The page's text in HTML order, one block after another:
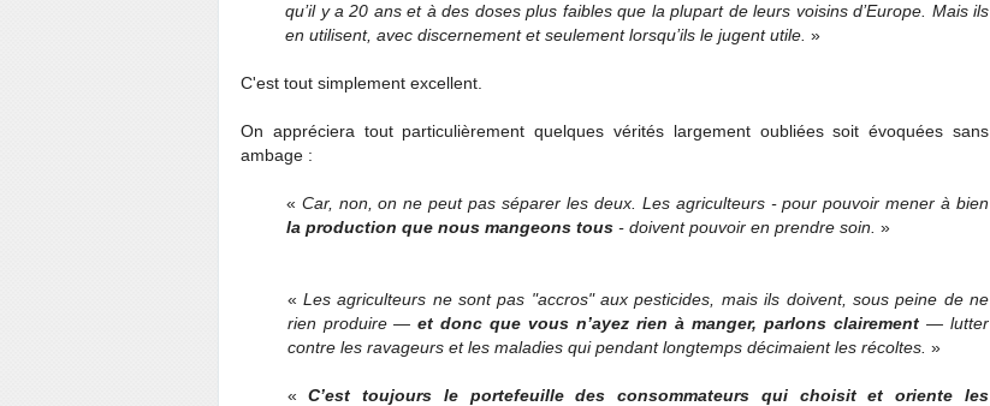
qu’il y a 20 ans et à des doses plus faibles que la plupart de leurs voisins d’Europe. Mais ils
en utilisent, avec discernement et seulement lorsqu’ils le jugent utile.»
C'est tout simplement excellent.
On appréciera tout particulièrement quelques vérités largement oubliées soit évoquées sans
ambage :
« Car, non, on ne peut pas séparer les deux. Les agriculteurs - pour pouvoir mener à bien
la production que nous mangeons tous- doivent pouvoir en prendre soin. »
« Les agriculteurs ne sont pas "accros" aux pesticides, mais ils doivent, sous peine de ne
rien produire —et donc que vous n’ayez rien à manger, parlons clairement — lutter
contre les ravageurs et les maladies qui pendant longtemps décimaient les récoltes. »
«C’est toujours le portefeuille des consommateurs qui choisit et oriente les